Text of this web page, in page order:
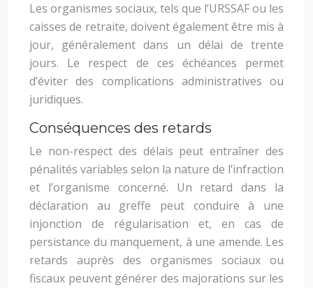
Les organismes sociaux, tels que l’URSSAF ou les
caisses de retraite, doivent également être mis à
jour, généralement dans un délai de trente
jours. Le respect de ces échéances permet
d’éviter des complications administratives ou
juridiques.
Conséquences des retards
Le non-respect des délais peut entraîner des
pénalités variables selon la nature de l’infraction
et l’organisme concerné. Un retard dans la
déclaration au greffe peut conduire à une
injonction de régularisation et, en cas de
persistance du manquement, à une amende. Les
retards auprès des organismes sociaux ou
fiscaux peuvent générer des majorations sur les